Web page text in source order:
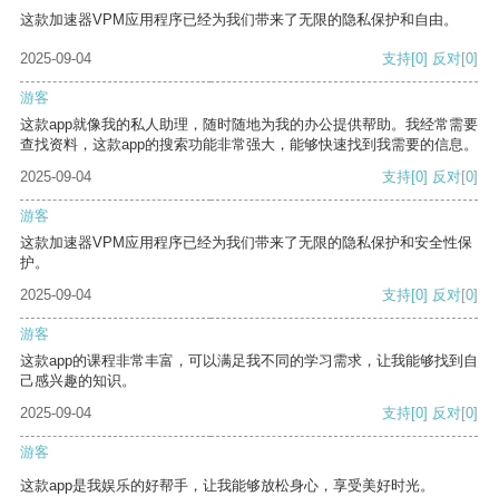
这款加速器VPM应用程序已经为我们带来了无限的隐私保护和自由。
2025-09-04 支持[0] 反对[0]
游客
这款app就像我的私人助理，随时随地为我的办公提供帮助。我经常需要
查找资料，这款app的搜索功能非常强大，能够快速找到我需要的信息。
2025-09-04
支持[0] 反对[0]
游客
这款加速器VPM应用程序已经为我们带来了无限的隐私保护和安全性保
护。
2025-09-04
支持[0] 反对[0]
游客
这款app的课程非常丰富，可以满足我不同的学习需求，让我能够找到自
己感兴趣的知识。
2025-09-04
支持[0] 反对[0]
游客
这款app是我娱乐的好帮手，让我能够放松身心，享受美好时光。